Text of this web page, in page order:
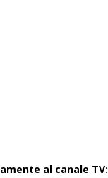
al canale TV: